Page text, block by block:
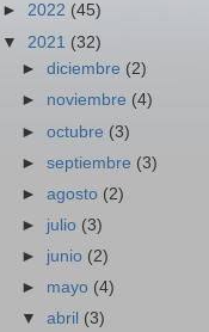
► 2022 (45)
▼ 2021 (32)
►diciembre (2)
► noviembre (4)
►octubre (3)
►septiembre (3)
►agosto (2)
► julio (3)
► junio (2)
► mayo (4)
▼abril (3)